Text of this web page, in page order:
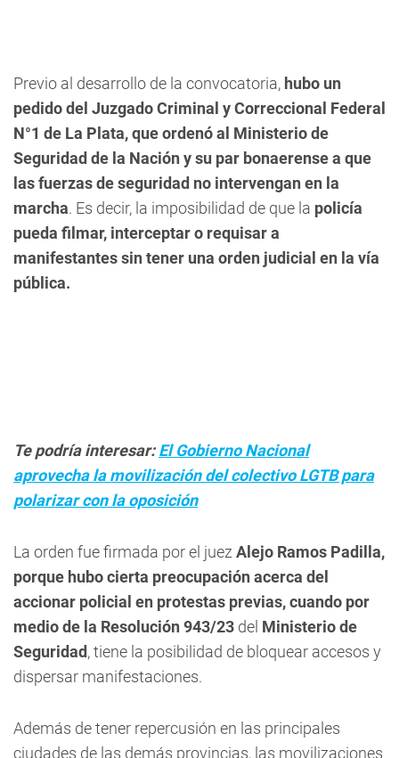
Previo al desarrollo de la convocatoria, hubo un
pedido del Juzgado Criminal y Correccional Federal
N°1 de La Plata, que ordenó al Ministerio de
Seguridad de la Nación y su par bonaerense a que
las fuerzas de seguridad no intervengan en la
marcha. Es decir, la imposibilidad de que la policía
pueda filmar, interceptar o requisar a
manifestantes sin tener una orden judicial en la vía
pública.
Te podría interesar:El Gobierno Nacional
aprovecha la movilización del colectivo LGTB para
polarizar con la oposición
La orden fue firmada por el juez Alejo Ramos Padilla,
porque hubo cierta preocupación acerca del
accionar policial en protestas previas, cuando por
medio de la Resolución 943/23 del Ministerio de
Seguridad, tiene la posibilidad de bloquear accesos y
dispersar manifestaciones.
Además de tener repercusión en las principales
ciudades de las demás provincias, las movilizaciones